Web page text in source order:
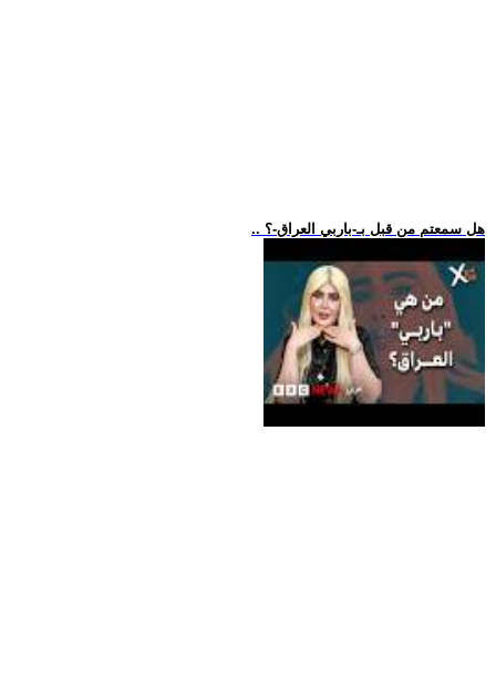
.. هل سمعتم من قبل بـ-باربي العراق-؟